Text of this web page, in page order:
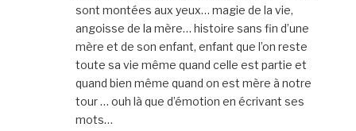
sont montées aux yeux… magie de la vie,
angoisse de la mère… histoire sans fin d’une
mère et de son enfant, enfant que l’on reste
toute sa vie même quand celle est partie et
quand bien même quand on est mère à notre
tour … ouh là que d’émotion en écrivant ses
mots…